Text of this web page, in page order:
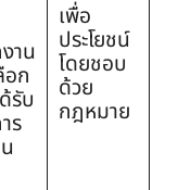
าน
อก
รับ
ร
เพื่อ
ประโยชน์
โดยชอบ
ด้วย
กฎหมาย